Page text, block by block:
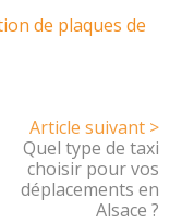
de plaques de
Article suivant >
Quel type de taxi
choisir pour vos
déplacements en
Alsace ?